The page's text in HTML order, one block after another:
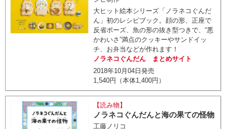
大ヒット絵本シリーズ「ノラネコぐんだ
ん」初のレシピブック。顔の形、正座で
反省ポーズ、魚の形の抜き型つきで、“悪
かわいさ”満点のクッキーやサンドイッ
チ、お弁当などが作れます！
ノラネコぐんだん まとめサイト
2018年10月04日発売
1,540円（本体1,400円）
【読み物】
ノラネコぐんだんと海の果ての怪物
工藤ノリコ